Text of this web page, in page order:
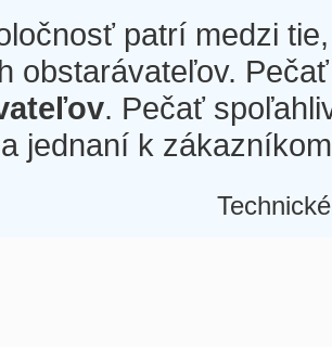
patrí medzi
obstarávateľov.
. Pečať
jednaní k